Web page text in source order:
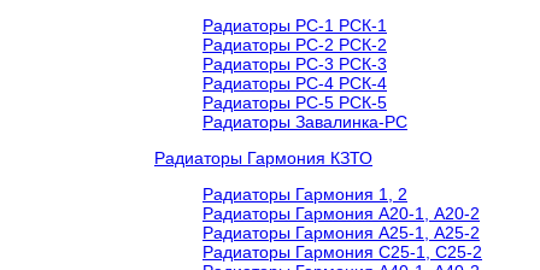
Радиаторы РС-1 РСК-1
Радиаторы РС-2 РСК-2
Радиаторы РС-3 РСК-3
Радиаторы РС-4 РСК-4
Радиаторы РС-5 РСК-5
Радиаторы Завалинка-РС
Радиаторы Гармония КЗТО
Радиаторы Гармония 1, 2
Радиаторы Гармония А20-1, А20-2
Радиаторы Гармония А25-1, А25-2
Радиаторы Гармония С25-1, С25-2